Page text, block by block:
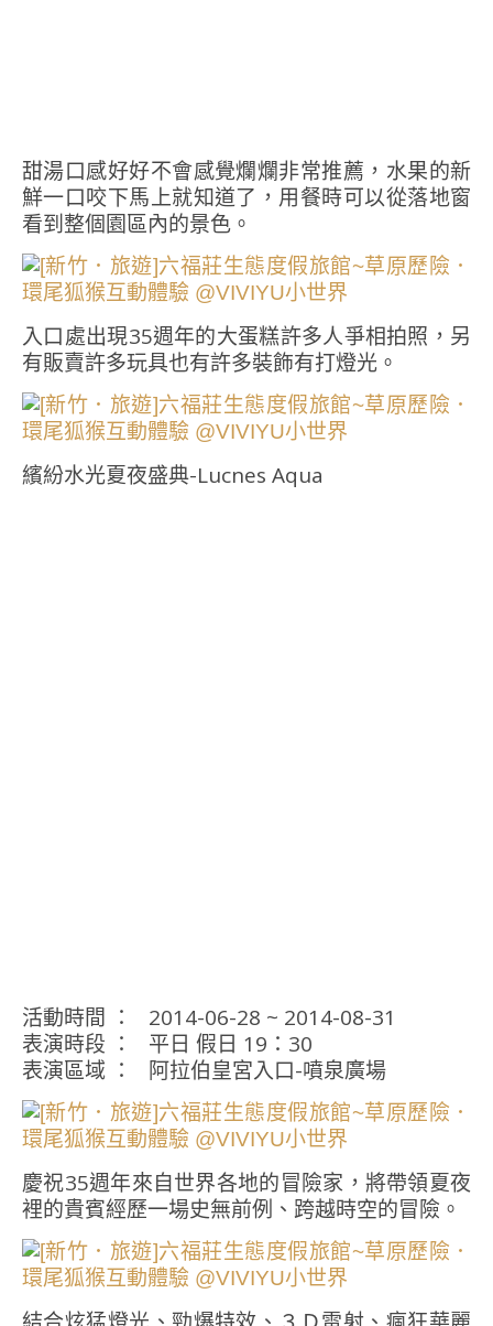
甜湯口感好好不會感覺爛爛非常推薦，水果的新
鮮一口咬下馬上就知道了，用餐時可以從落地窗
看到整個園區內的景色。
入口處出現35週年的大蛋糕許多人爭相拍照，另
有販賣許多玩具也有許多裝飾有打燈光。
繽紛水光夏夜盛典-Lucnes Aqua
活動時間 ： 2014-06-28 ~ 2014-08-31
表演時段 ： 平日 假日 19：30
表演區域 ： 阿拉伯皇宮入口-噴泉廣場
慶祝35週年來自世界各地的冒險家，將帶領夏夜
裡的貴賓經歷一場史無前例、跨越時空的冒險。